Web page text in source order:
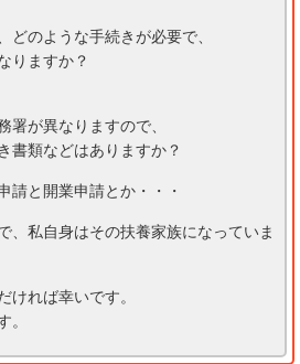
どのような手続きが必要で、
りますか？
署が異なりますので、
書類などはありますか？
請と開業申請とか・・・
、私自身はその扶養家族になっていま
ければ幸いです。
。